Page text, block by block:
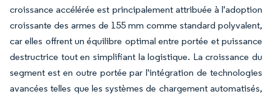
croissance accélérée est principalement attribuée à l'adoption
croissante des armes de 155 mm comme standard polyvalent,
car elles offrent un équilibre optimal entre portée et puissance
destructrice tout en simplifiant la logistique. La croissance du
segment est en outre portée par l'intégration de technologies
avancées telles que les systèmes de chargement automatisés,